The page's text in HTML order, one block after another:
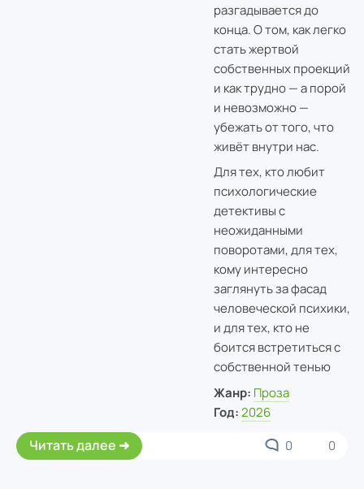
разгадывается до
конца. О том, как легко
стать жертвой
собственных проекций
и как трудно — а порой
и невозможно —
убежать от того, что
живёт внутри нас.
Для тех, кто любит
психологические
детективы с
неожиданными
поворотами, для тех,
кому интересно
заглянуть за фасад
человеческой психики,
и для тех, кто не
боится встретиться с
собственной тенью
Жанр: Проза
Год: 2026
Читать далее 0 0